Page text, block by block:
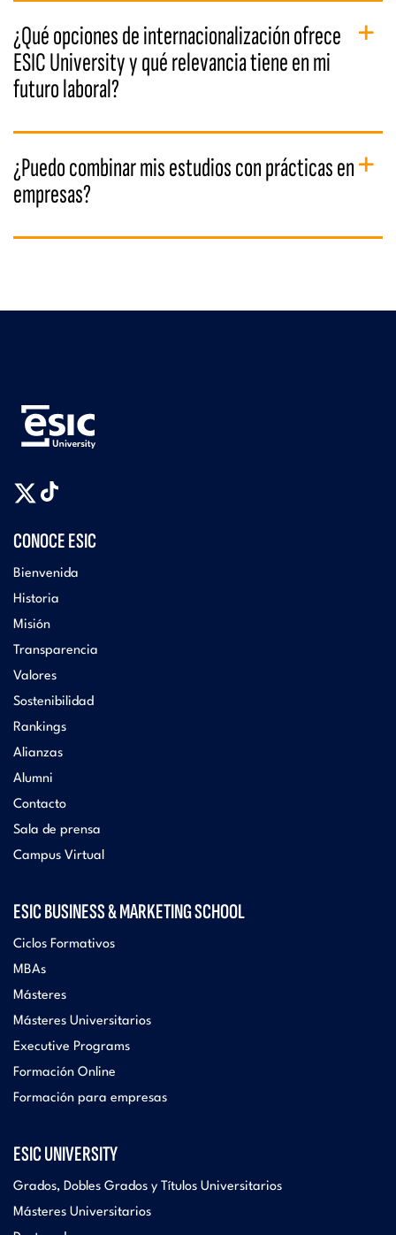
¿Qué opciones de internacionalización ofrece
ESIC University y qué relevancia tiene en mi
futuro laboral?
¿Puedo combinar mis estudios con prácticas en
empresas?
CONOCE ESIC
Bienvenida
Historia
Misión
Transparencia
Valores
Sostenibilidad
Rankings
Alianzas
Alumni
Contacto
Sala de prensa
Campus Virtual
ESIC BUSINESS & MARKETING SCHOOL
Ciclos Formativos
MBAs
Másteres
Másteres Universitarios
Executive Programs
Formación Online
Formación para empresas
ESIC UNIVERSITY
Grados, Dobles Grados y Títulos Universitarios
Másteres Universitarios